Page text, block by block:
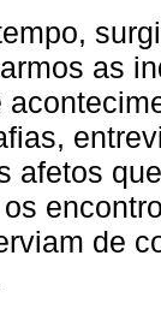
as
afetos
de